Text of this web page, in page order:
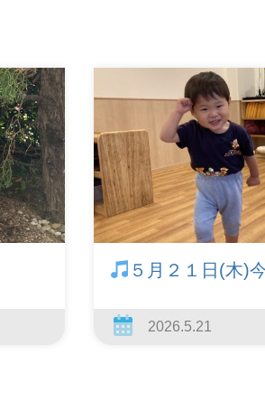
５月２１日(木)
2026.5.21